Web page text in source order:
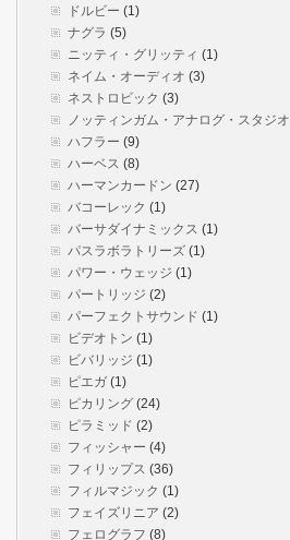
ドルビー (1)
ナグラ (5)
ニッティ・グリッティ (1)
ネイム・オーディオ (3)
ネストロビック (3)
ノッティンガム・アナログ・スタジオ
ハフラー (9)
ハーベス (8)
ハーマンカードン (27)
バコーレック (1)
バーサダイナミックス (1)
パスラボラトリーズ (1)
パワー・ウェッジ (1)
パートリッジ (2)
パーフェクトサウンド (1)
ビデオトン (1)
ビバリッジ (1)
ピエガ (1)
ピカリング (24)
ピラミッド (2)
フィッシャー (4)
フィリップス (36)
フィルマジック (1)
フェイズリニア (2)
フェログラフ (8)